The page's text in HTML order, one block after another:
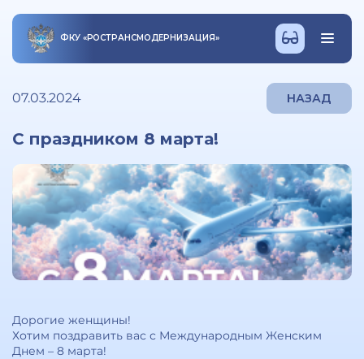
ФКУ «РОСТРАНСМОДЕРНИЗАЦИЯ»
07.03.2024 НАЗАД
С праздником 8 марта!
Дорогие женщины!
Хотим поздравить вас с Международным Женским
Днем – 8 марта!